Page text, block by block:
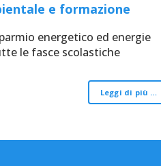
e formazione
energetico ed energie
le fasce scolastiche
Leggi di più …